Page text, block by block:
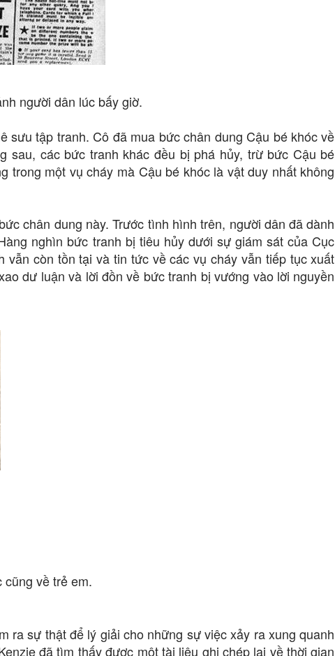
người dân lúc bấy giờ.
sưu tập tranh. Cô đã mua bức chân dung Cậu bé khóc về
sau, các bức tranh khác đều bị phá hủy, trừ bức Cậu bé
trong một vụ cháy mà Cậu bé khóc là vật duy nhất không
chân dung này. Trước tình hình trên, người dân đã dành
nghìn bức tranh bị tiêu hủy dưới sự giám sát của Cục
còn tồn tại và tin tức về các vụ cháy vẫn tiếp tục xuất
dư luận và lời đồn về bức tranh bị vướng vào lời nguyền
về trẻ em.
ra sự thật để lý giải cho những sự việc xảy ra xung quanh
đã tìm thấy được một tài liệu ghi chép lại về thời gian